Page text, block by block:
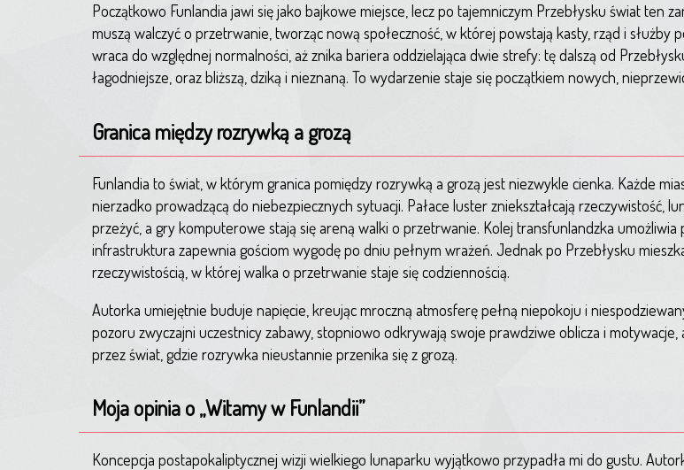
Początkowo Funlandia jawi się jako bajkowe miejsce, lecz po tajemniczym Przebłysku świat ten
muszą walczyć o przetrwanie, tworząc nową społeczność, w której powstają kasty, rząd i służby
wraca do względnej normalności, aż znika bariera oddzielająca dwie strefy: tę dalszą od
łagodniejsze, oraz bliższą, dziką i nieznaną. To wydarzenie staje się początkiem nowych,
Granica między rozrywką a grozą
Funlandia to świat, w którym granica pomiędzy rozrywką a grozą jest niezwykle cienka. Każde
nierzadko prowadzącą do niebezpiecznych sytuacji. Pałace luster zniekształcają rzeczywistość,
przeżyć, a gry komputerowe stają się areną walki o przetrwanie. Kolej transfunlandzka umożliwia
infrastruktura zapewnia gościom wygodę po dniu pełnym wrażeń. Jednak po Przebłysku
rzeczywistością, w której walka o przetrwanie staje się codziennością.
Autorka umiejętnie buduje napięcie, kreując mroczną atmosferę pełną niepokoju i
pozoru zwyczajni uczestnicy zabawy, stopniowo odkrywają swoje prawdziwe oblicza i motywacje,
przez świat, gdzie rozrywka nieustannie przenika się z grozą.
Moja opinia o „Witamy w Funlandii”
Koncepcja postapokaliptycznej wizji wielkiego lunaparku wyjątkowo przypadła mi do gustu.